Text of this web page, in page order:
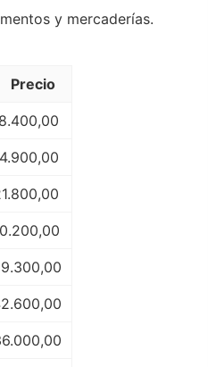
y mercaderías.
Precio